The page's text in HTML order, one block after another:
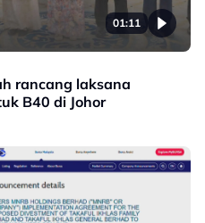
01:11
rancang laksana
B40 di Johor